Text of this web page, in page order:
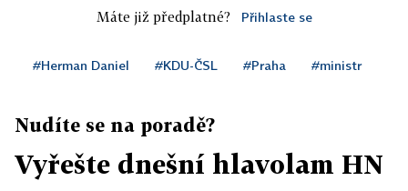
Máte již předplatné? Přihlaste se
#Herman Daniel #KDU-ČSL #Praha #ministr
Nudíte se na poradě?
Vyřešte dnešní hlavolam HN